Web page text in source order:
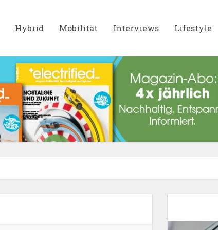
Hybrid Mobilität Interviews Lifestyle